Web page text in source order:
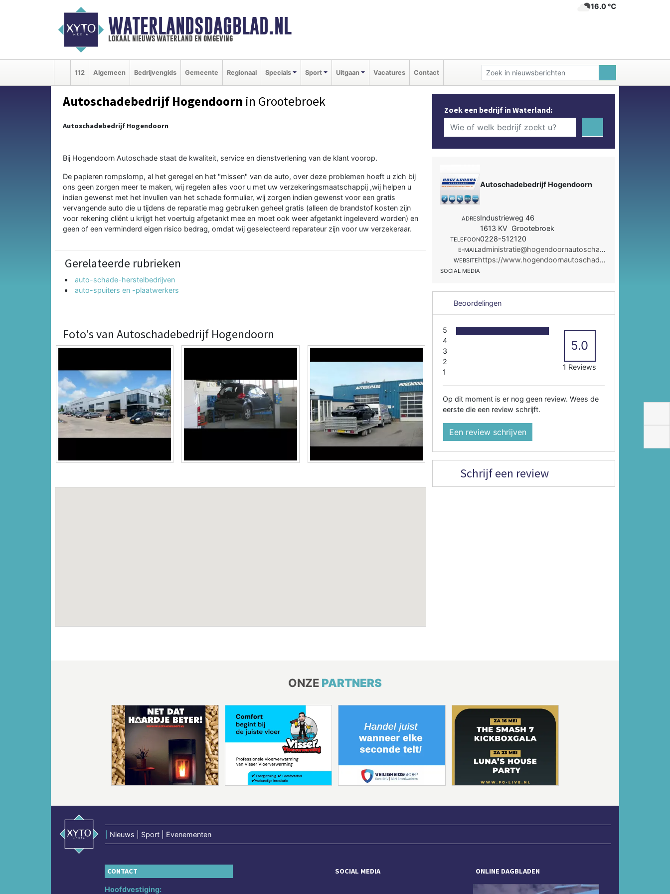
WATERLANDSDAGBLAD.NL
lokaal nieuws waterland en omgeving
16.0 ℃
112 Algemeen Bedrijvengids Gemeente Regionaal Specials Sport Uitgaan Vacatures Contact
Autoschadebedrijf Hogendoorn in Grootebroek
Autoschadebedrijf Hogendoorn
Bij Hogendoorn Autoschade staat de kwaliteit, service en dienstverlening van de klant voorop.
De papieren rompslomp, al het geregel en het "missen" van de auto, over deze problemen hoeft u zich bij
ons geen zorgen meer te maken, wij regelen alles voor u met uw verzekeringsmaatschappij ,wij helpen u
indien gewenst met het invullen van het schade formulier, wij zorgen indien gewenst voor een gratis
vervangende auto die u tijdens de reparatie mag gebruiken geheel gratis (alleen de brandstof kosten zijn
voor rekening cliënt u krijgt het voertuig afgetankt mee en moet ook weer afgetankt ingeleverd worden) en
geen of een verminderd eigen risico bedrag, omdat wij geselecteerd reparateur zijn voor uw verzekeraar.
Gerelateerde rubrieken
auto-schade-herstelbedrijven
auto-spuiters en -plaatwerkers
Foto's van Autoschadebedrijf Hogendoorn
Zoek een bedrijf in Waterland:
Autoschadebedrijf Hogendoorn
ADRESIndustrieweg 46
1613 KV Grootebroek
TELEFOON0228-512120
E-MAIL administratie@hogendoornautoschade.nl
WEBSITE https://www.hogendoornautoschade.nl/
SOCIAL MEDIA
Beoordelingen
5
4
3
2
1
5.0
1 Reviews
Op dit moment is er nog geen review. Wees de
eerste die een review schrijft.
Een review schrijven
Schrijf een review
ONZE PARTNERS
Nieuws | Sport | Evenementen
CONTACT
Hoofdvestiging:
SOCIAL MEDIA ONLINE DAGBLADEN